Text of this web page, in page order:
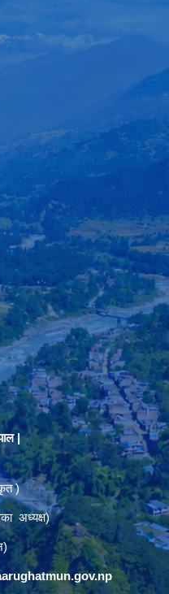
|
)
अध्यक्ष)